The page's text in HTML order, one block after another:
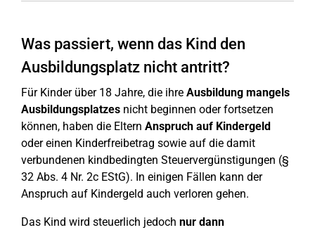
Was passiert, wenn das Kind den
Ausbildungsplatz nicht antritt?
Für Kinder über 18 Jahre, die ihre Ausbildung mangels
Ausbildungsplatzes nicht beginnen oder fortsetzen
können, haben die Eltern Anspruch auf Kindergeld
oder einen Kinderfreibetrag sowie auf die damit
verbundenen kindbedingten Steuervergünstigungen (§
32 Abs. 4 Nr. 2c EStG). In einigen Fällen kann der
Anspruch auf Kindergeld auch verloren gehen.
Das Kind wird steuerlich jedoch nur dann